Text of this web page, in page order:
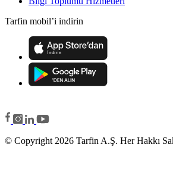
Tarfin mobil’i indirin
© Copyright 2026 Tarfin A.Ş. Her Hakkı